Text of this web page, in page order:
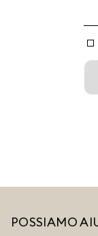
POSSIAMO